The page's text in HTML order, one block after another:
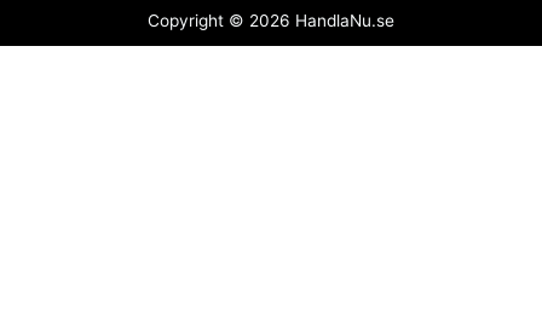
Copyright © 2026 HandlaNu.se